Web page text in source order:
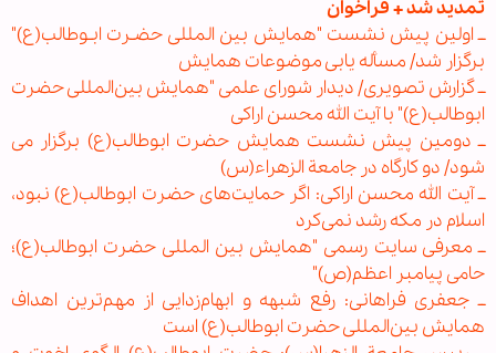
تمدید شد + فراخوان
ــ اولین پیش نشست "همایش بین المللی حضـرت ابـوطالب(ع)"
برگزار شد/ مسأله یابی موضوعات همایش
ــ گزارش تصویری/ دیدار شورای علمی "همایش بین‌المللی حضرت
ابوطالب(ع)" با آیت الله محسن اراکی
ــ دومین پیش نشست همایش حضرت ابوطالب(ع) برگزار می
شود/ دو کارگاه در جامعة الزهراء(س)
ــ آیت الله محسن اراکی: اگر حمایت‌های حضرت ابوطالب(ع) نبود،
اسلام در مكه رشد نمی‌کرد
ــ معرفی سایت رسمی "همایش بین المللی حضرت ابوطالب(ع)؛
حامی پیامبر اعظم(ص)"
ــ جعفری فراهانی: رفع شبهه و ابهام‌زدایی از مهم‌ترین اهداف
همایش بین‌المللی حضرت ابوطالب(ع) است